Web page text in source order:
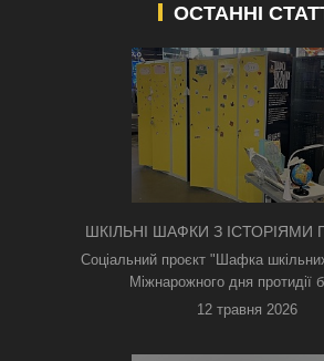
ОСТАННІ
ШКІЛЬНІ ШАФКИ З ІСТОРІЯМИ
З'ЯВИЛИСЯ В КИЄВІ
Соціальний проєкт "Шафка
Міжнарожного дня протидії
12 травня 2026